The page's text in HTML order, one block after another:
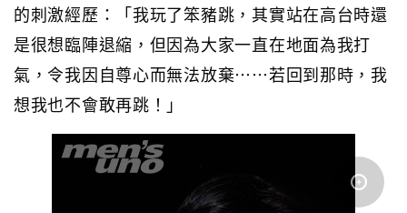
的刺激經歷：「我玩了笨豬跳，其實站在高台時還
是很想臨陣退縮，但因為大家一直在地面為我打
氣，令我因自尊心而無法放棄⋯⋯若回到那時，我
想我也不會敢再跳！」